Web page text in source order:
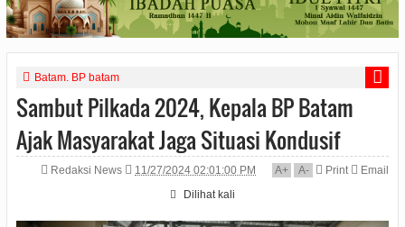
Batam. BP batam
Sambut Pilkada 2024, Kepala BP Batam
Ajak Masyarakat Jaga Situasi Kondusif
Redaksi News 11/27/2024 02:01:00 PM A+ A- Print
Email
Dilihat kali